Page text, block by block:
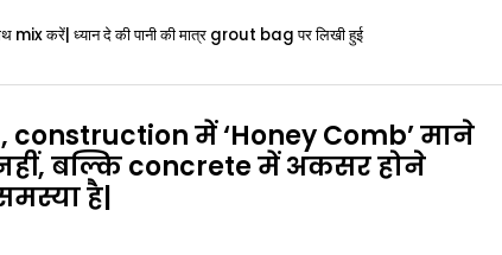
mixकरें| ध्यान दे की पानी की मात्र grout bag पर लिखी हुई
में ‘Honey Comb’ माने
बल्कि concrete में अकसर होने
है|